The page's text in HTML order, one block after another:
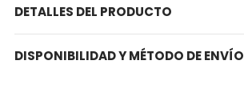
DETALLES DEL PRODUCTO
DISPONIBILIDAD Y MÉTODO DE ENVÍO